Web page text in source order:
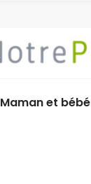
Maman et bébé